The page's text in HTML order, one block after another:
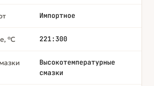
Импортное
°С 221:300
Высокотемпературные
смазки